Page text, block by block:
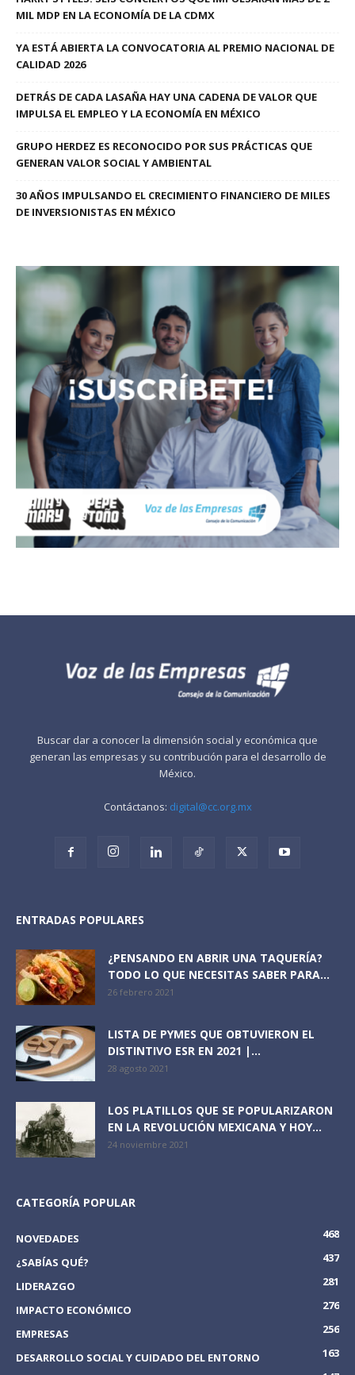
MIL MDP EN LA ECONOMÍA DE LA CDMX
YA ESTÁ ABIERTA LA CONVOCATORIA AL PREMIO NACIONAL DE
CALIDAD 2026
DETRÁS DE CADA LASAÑA HAY UNA CADENA DE VALOR QUE
IMPULSA EL EMPLEO Y LA ECONOMÍA EN MÉXICO
GRUPO HERDEZ ES RECONOCIDO POR SUS PRÁCTICAS QUE
GENERAN VALOR SOCIAL Y AMBIENTAL
30 AÑOS IMPULSANDO EL CRECIMIENTO FINANCIERO DE MILES
DE INVERSIONISTAS EN MÉXICO
Buscar dar a conocer la dimensión social y económica que
generan las empresas y su contribución para el desarrollo de
México.
Contáctanos: digital@cc.org.mx
ENTRADAS POPULARES
¿PENSANDO EN ABRIR UNA TAQUERÍA?
TODO LO QUE NECESITAS SABER PARA...
26 febrero 2021
LISTA DE PYMES QUE OBTUVIERON EL
DISTINTIVO ESR EN 2021 |...
28 agosto 2021
LOS PLATILLOS QUE SE POPULARIZARON
EN LA REVOLUCIÓN MEXICANA Y HOY...
24 noviembre 2021
CATEGORÍA POPULAR
NOVEDADES
468
¿SABÍAS QUÉ?
437
LIDERAZGO
281
IMPACTO ECONÓMICO
276
EMPRESAS
256
DESARROLLO SOCIAL Y CUIDADO DEL ENTORNO
163